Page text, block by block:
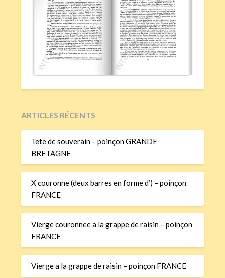
ARTICLES RÉCENTS
Tete de souverain – poinçon GRANDE
BRETAGNE
X couronne (deux barres en forme d’) – poinçon
FRANCE
Vierge couronnee a la grappe de raisin – poinçon
FRANCE
Vierge a la grappe de raisin – poinçon FRANCE